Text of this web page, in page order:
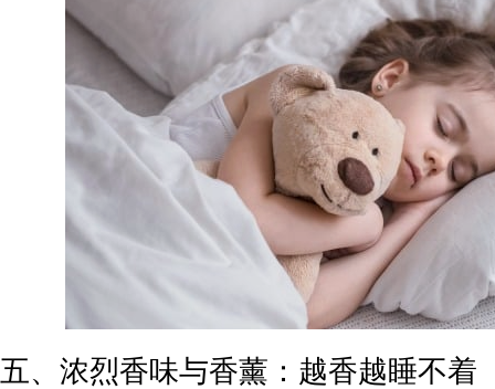
五、浓烈香味与香薰：越香越睡不着